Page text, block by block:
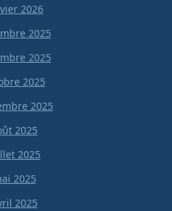
2026
2025
2025
2025
2025
2025
2025
2025
2025